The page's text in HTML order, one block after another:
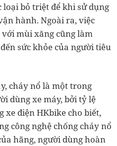
bỏ triệt để khi sử dụng
hành. Ngoài ra, việc
mùi xăng cũng làm
sức khỏe của người tiêu
cháy nổ là một trong
dùng xe máy, bởi tỷ lệ
xe điện HKbike cho biết,
công nghệ chống cháy nổ
hãng, người dùng hoàn